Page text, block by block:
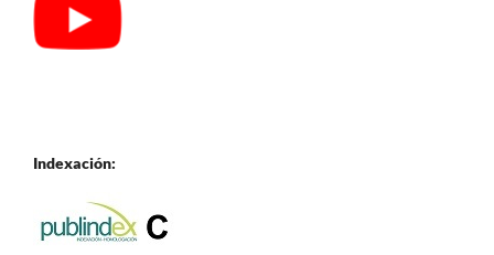
Indexación: